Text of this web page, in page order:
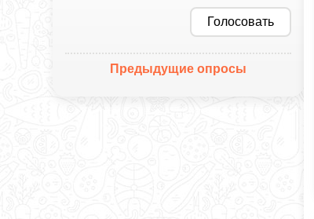
Голосовать
Предыдущие опросы